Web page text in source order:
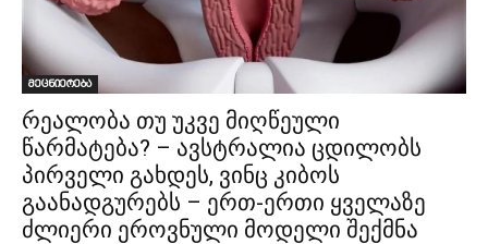
მეცნიერება
რეალობა თუ უკვე მიღწეული
წარმატება? – ავსტრალია ცდილობს
პირველი გახდეს, ვინც კიბოს
გაანადგურებს – ერთ-ერთი ყველაზე
ძლიერი ეროვნული მოდელი შექმნა